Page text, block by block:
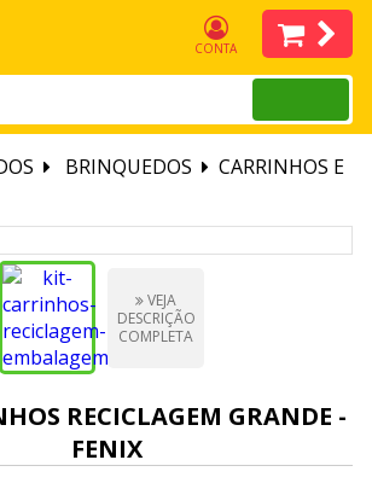
CONTA
BRINQUEDOS
CARRINHOS E
VEJA
DESCRIÇÃO
COMPLETA
RECICLAGEM GRANDE -
FENIX